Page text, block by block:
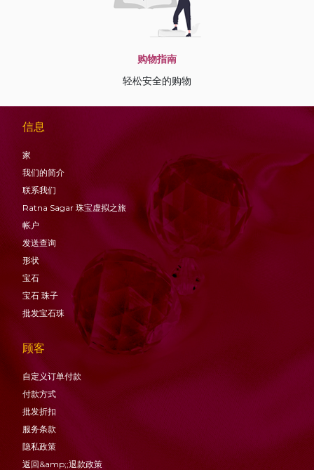
购物指南
轻松安全的购物
信息
家
我们的简介
联系我们
Ratna Sagar 珠宝虚拟之旅
帐户
发送查询
形状
宝石
宝石 珠子
批发宝石珠
顾客
自定义订单付款
付款方式
批发折扣
服务条款
隐私政策
返回&amp;;退款政策